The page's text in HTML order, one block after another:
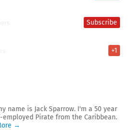
Subscribe
+1
name is Jack Sparrow. I'm a 50 year
Pirate from the Caribbean.
→